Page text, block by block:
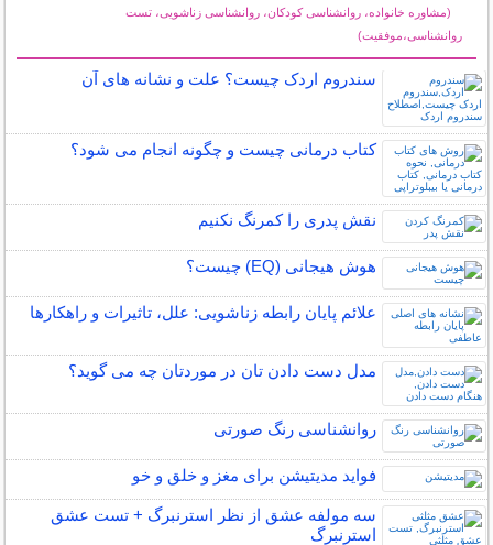
(مشاوره خانواده، روانشناسی کودکان، روانشناسی زناشویی، تست
روانشناسی،موفقیت)
سندروم اردک چیست؟ علت و نشانه های آن
کتاب درمانی چیست و چگونه انجام می شود؟
نقش پدری را کمرنگ نکنیم
هوش هیجانی (EQ) چیست؟
علائم پایان رابطه زناشویی: علل، تاثیرات و راهکارها
مدل دست دادن تان در موردتان چه می گوید؟
روانشناسی رنگ صورتی
فواید مدیتیشن برای مغز و خلق و خو
سه مولفه عشق از نظر استرنبرگ + تست عشق
استرنبرگ